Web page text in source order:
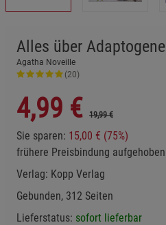
Alles über Adaptogene
Agatha Noveille
(20)
4,99 € 19,99 €
Sie sparen: 15,00 € (75%)
frühere Preisbindung aufgehoben
Verlag: Kopp Verlag
Gebunden, 312 Seiten
Lieferstatus: sofort lieferbar